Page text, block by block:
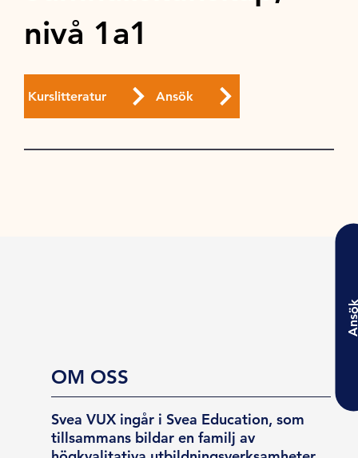
nivå 1a1
Kurslitteratur Ansök
OM OSS
Svea VUX ingår i Svea Education, som
tillsammans bildar en familj av